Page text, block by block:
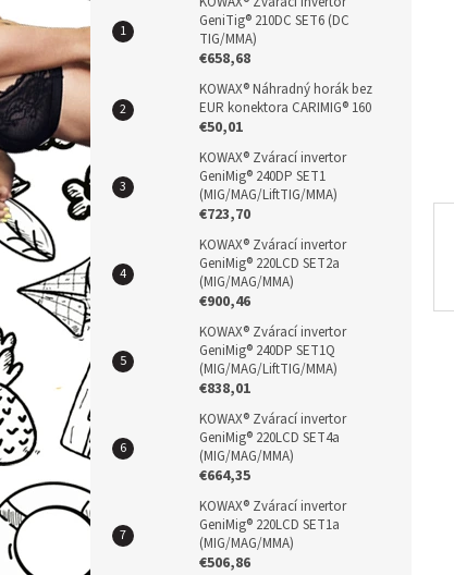
n
e
l
GeniTig® 210DC SET6 (DC
TIG/MMA)
€658,68
KOWAX® Náhradný horák bez
EUR konektora CARIMIG® 160
€50,01
KOWAX® Zvárací invertor
GeniMig® 240DP SET1
(MIG/MAG/LiftTIG/MMA)
€723,70
KOWAX® Zvárací invertor
GeniMig® 220LCD SET2a
(MIG/MAG/MMA)
€900,46
KOWAX® Zvárací invertor
GeniMig® 240DP SET1Q
(MIG/MAG/LiftTIG/MMA)
€838,01
KOWAX® Zvárací invertor
GeniMig® 220LCD SET4a
(MIG/MAG/MMA)
€664,35
KOWAX® Zvárací invertor
GeniMig® 220LCD SET1a
(MIG/MAG/MMA)
€506,86